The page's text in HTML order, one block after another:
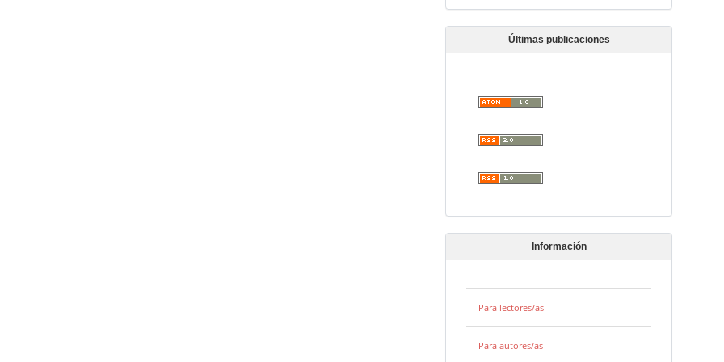
Últimas publicaciones
Información
Para lectores/as
Para autores/as